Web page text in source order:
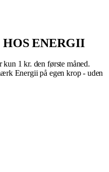
HOS ENERGII
1 kr. den første måned.
Energii på egen krop - uden